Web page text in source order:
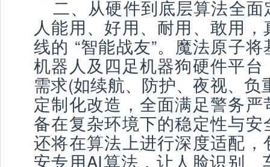
二、从硬件到底层算法全
人能用、好用、耐用、敢用
线的 “智能战友”。魔法原子
机器人及四足机器狗硬件平
需求(如续航、防护、夜视、负
定制化改造，全面满足警务
备在复杂环境下的稳定性与
还将在算法上进行深度适配
安专用AI算法，让人脸识别